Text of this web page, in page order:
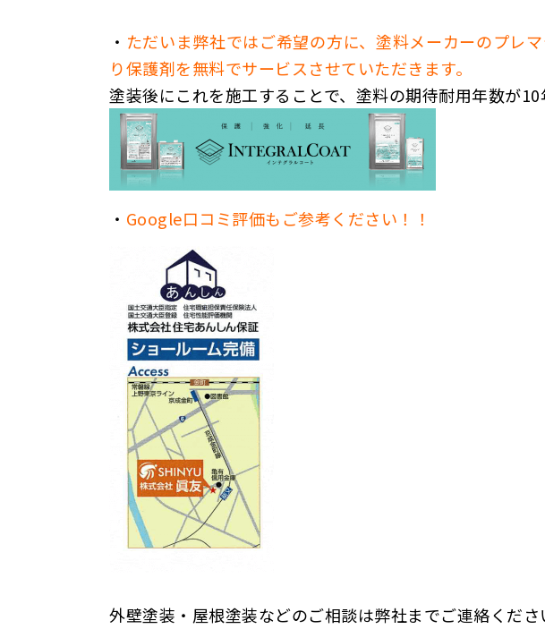
・ ただいま弊社ではご希望の方に、塗料メーカーのプレ
り保護剤を無料でサービスさせていただきます。
塗装後にこれを施工することで、塗料の期待耐用年数が10
・ Google口コミ評価もご参考ください！！
外壁塗装・屋根塗装などのご相談は弊社までご連絡くださ